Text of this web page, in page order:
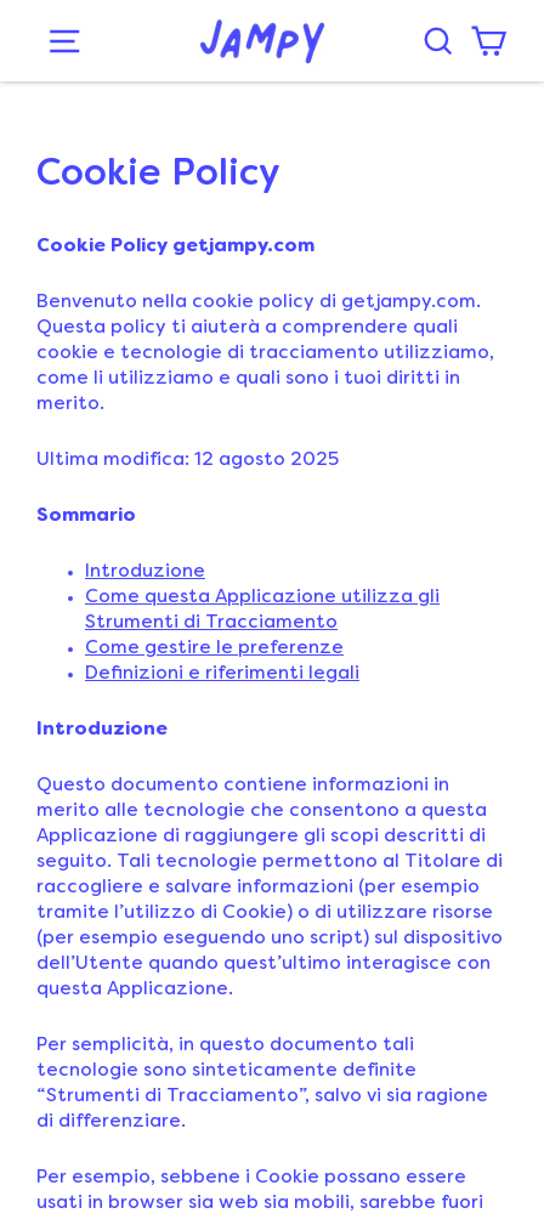
Cookie Policy
Cookie Policy getjampy.com
Benvenuto nella cookie policy di getjampy.com.
Questa policy ti aiuterà a comprendere quali
cookie e tecnologie di tracciamento utilizziamo,
come li utilizziamo e quali sono i tuoi diritti in
merito.
Ultima modifica: 12 agosto 2025
Sommario
Introduzione
Come questa Applicazione utilizza gli
Strumenti di Tracciamento
Come gestire le preferenze
Definizioni e riferimenti legali
Introduzione
Questo documento contiene informazioni in
merito alle tecnologie che consentono a questa
Applicazione di raggiungere gli scopi descritti di
seguito. Tali tecnologie permettono al Titolare di
raccogliere e salvare informazioni (per esempio
tramite l’utilizzo di Cookie) o di utilizzare risorse
(per esempio eseguendo uno script) sul dispositivo
dell’Utente quando quest’ultimo interagisce con
questa Applicazione.
Per semplicità, in questo documento tali
tecnologie sono sinteticamente definite
“Strumenti di Tracciamento”, salvo vi sia ragione
di differenziare.
Per esempio, sebbene i Cookie possano essere
usati in browser sia web sia mobili, sarebbe fuori